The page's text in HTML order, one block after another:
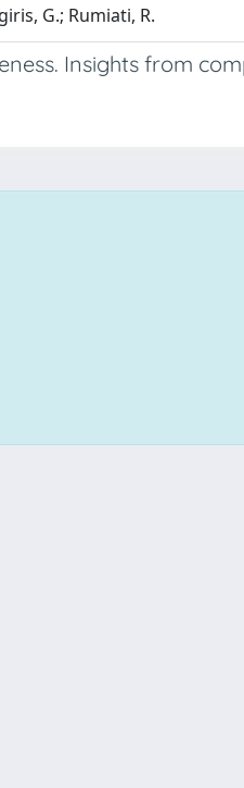
G.; Rumiati, R.
Insights from